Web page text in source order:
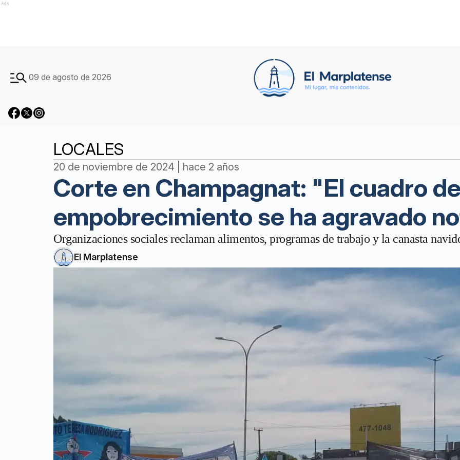
Ads
09 de agosto de 2026
LOCALES
20 de noviembre de 2024 | hace 2 años
Corte en Champagnat: "El cuadro
empobrecimiento se ha agravado
Organizaciones sociales reclaman alimentos, programas de trabajo y la canasta
El Marplatense